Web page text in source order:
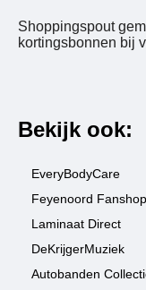
Shoppingspout
kortingsbonnen bij
Bekijk ook:
EveryBodyCare
Feyenoord Fanshop
Laminaat Direct
DeKrijgerMuziek
Autobanden